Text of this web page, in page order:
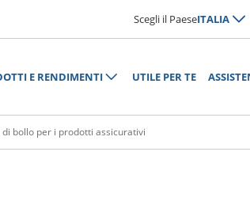
Scegli il PaeseITALIA
E RENDIMENTI UTILE PER TE
di bollo per i prodotti assicurativi